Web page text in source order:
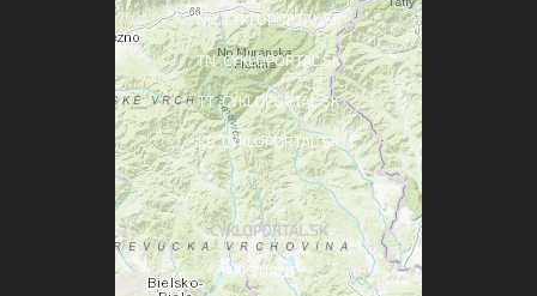
NR .CYKLOPORTAL.SK
TN .CYKLOPORTAL.SK
TT .CYKLOPORTAL.SK
KE .CYKLOPORTAL.SK
CYKLOPORTAL.SK
AKTUALITY